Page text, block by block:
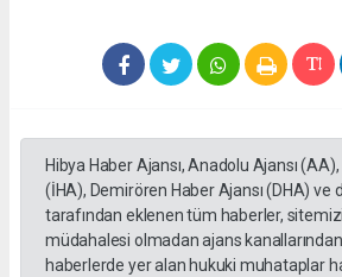
Hibya Haber Ajansı, Anadolu Ajansı
(İHA), Demirören Haber Ajansı (DHA) ve
tarafından eklenen tüm haberler,
müdahalesi olmadan ajans
haberlerde yer alan hukuki muhataplar